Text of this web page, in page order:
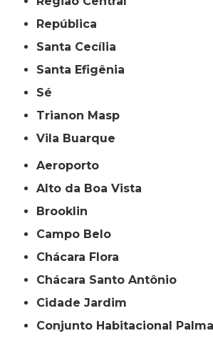
República
Santa Cecília
Santa Efigênia
Sé
Trianon Masp
Vila Buarque
Aeroporto
Alto da Boa Vista
Brooklin
Campo Belo
Chácara Flora
Chácara Santo Antônio
Cidade Jardim
Conjunto Habitacional